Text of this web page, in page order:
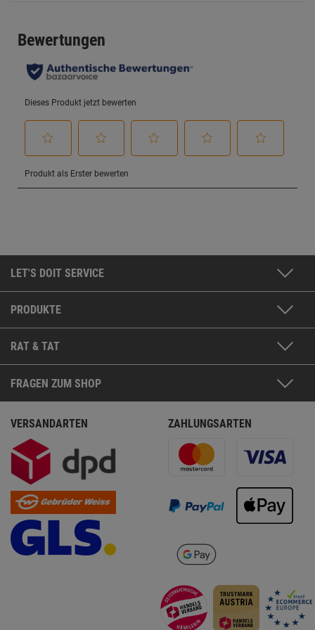
LET'S DOIT SERVICE
PRODUKTE
RAT & TAT
FRAGEN ZUM SHOP
VERSANDARTEN ZAHLUNGSARTEN